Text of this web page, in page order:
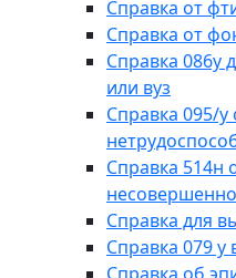
Справка от
Справка от
Справка 086у
или вуз
Справка 095/
Справка 514н
Справка для
Справка 079 у